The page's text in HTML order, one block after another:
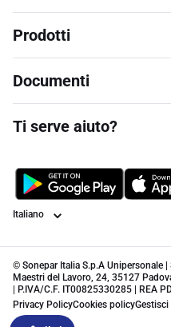
Prodotti
Documenti
Ti serve aiuto?
Lingua
© Sonepar Italia S.p.A Unipersonale
Maestri del Lavoro, 24, 35127
| P.IVA/C.F. IT00825330285 | REA
Privacy PolicyCookies policy